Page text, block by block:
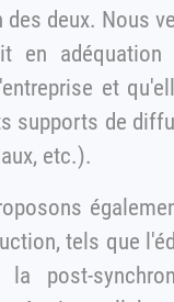
deux. Nous
l'identité
et qu'elle soit
supports de
sociaux, etc.).
des services
tels que l'édition,
post-